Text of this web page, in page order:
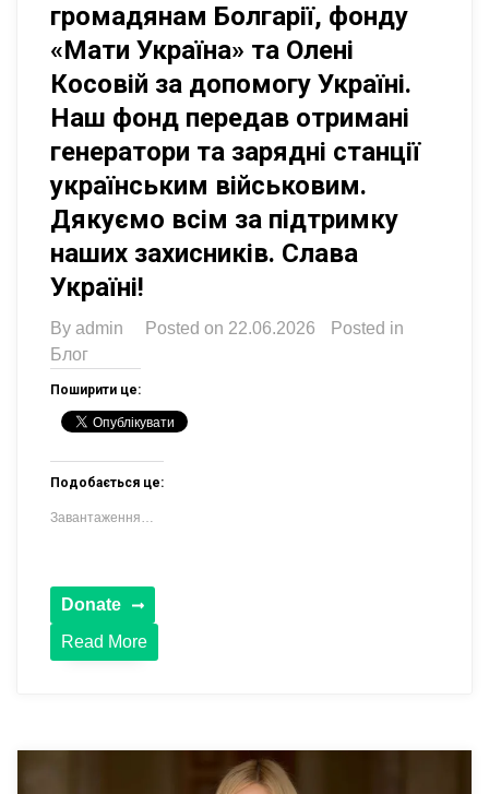
громадянам Болгарії, фонду
«Мати Україна» та Олені
Косовій за допомогу Україні.
Наш фонд передав отримані
генератори та зарядні станції
українським військовим.
Дякуємо всім за підтримку
наших захисників. Слава
Україні!
By admin Posted on 22.06.2026
Posted in
Блог
Поширити це:
Подобається це:
Завантаження…
Read More